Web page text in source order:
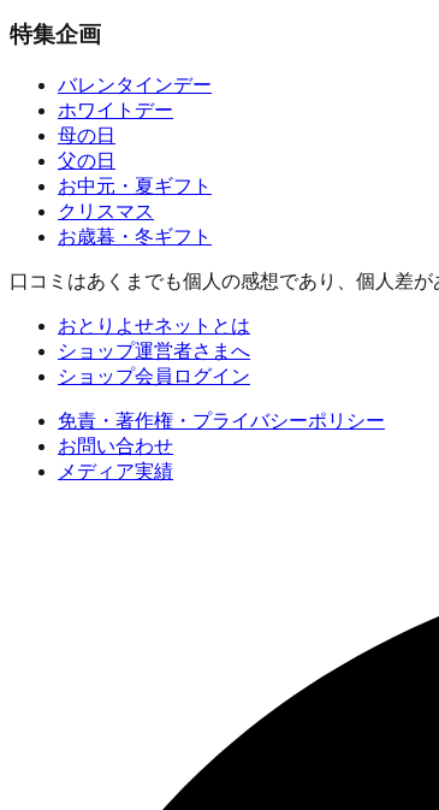
特集企画
バレンタインデー
ホワイトデー
母の日
父の日
お中元・夏ギフト
クリスマス
お歳暮・冬ギフト
口コミはあくまでも個人の感想であり、個人差
おとりよせネットとは
ショップ運営者さまへ
ショップ会員ログイン
免責・著作権・プライバシーポリシー
お問い合わせ
メディア実績